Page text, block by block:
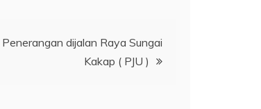
dijalan Raya Sungai
Kakap ( PJU )